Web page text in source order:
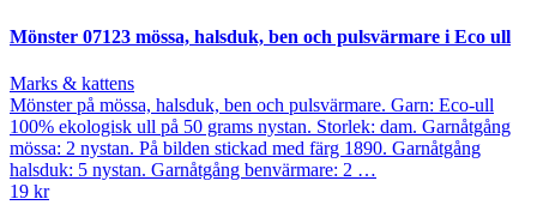
Mönster 07123 mössa, halsduk, ben och pulsvärmare i Eco ull
Marks & kattens
Mönster på mössa, halsduk, ben och pulsvärmare. Garn: Eco-ull
100% ekologisk ull på 50 grams nystan. Storlek: dam. Garnåtgång
mössa: 2 nystan. På bilden stickad med färg 1890. Garnåtgång
halsduk: 5 nystan. Garnåtgång benvärmare: 2 …
19 kr